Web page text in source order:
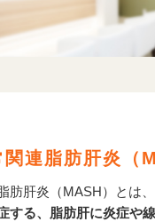
関連脂肪肝炎（
肪肝炎（MASH）とは、
する、脂肪肝に炎症や